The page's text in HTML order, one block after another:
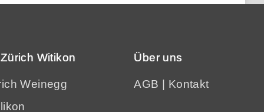
Witikon
Weinegg
Über uns
AGB Kontakt